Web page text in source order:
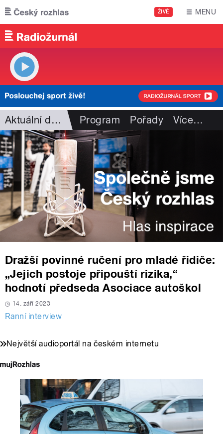
Přejít k hlavnímu obsahu
ŽIVĚ MENU
Aktuální dění Program Pořady Více…
Dražší povinné ručení pro mladé řidiče:
„Jejich postoje připouští rizika,“
hodnotí předseda Asociace autoškol
14. září 2023
Ranní interview
Největší audioportál na českém internetu